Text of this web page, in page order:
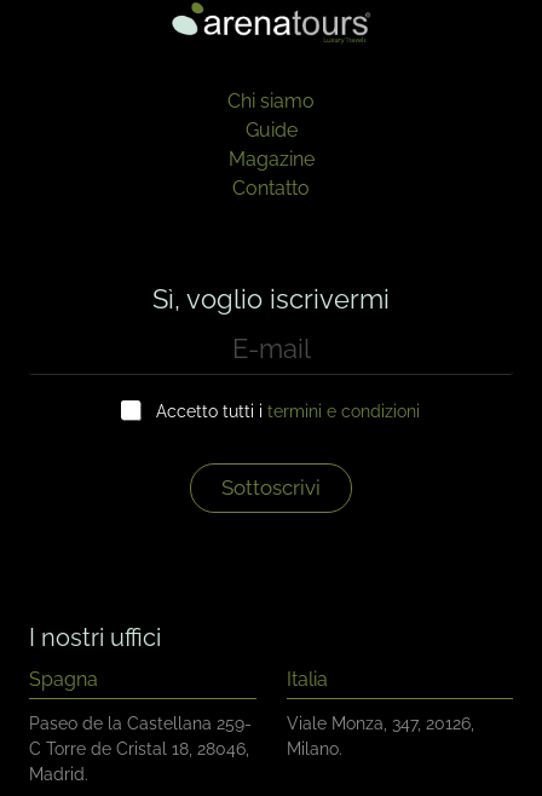
Chi siamo
Guide
Magazine
Contatto
Sì, voglio iscrivermi
m
o
n
t
r
o
l
l
o
Accetto tutti i termini e condizioni
Sottoscrivi
I nostri uffici
Spagna
Paseo de la Castellana 259-
C Torre de Cristal 18, 28046,
Madrid.
Italia
Viale Monza, 347, 20126,
Milano.